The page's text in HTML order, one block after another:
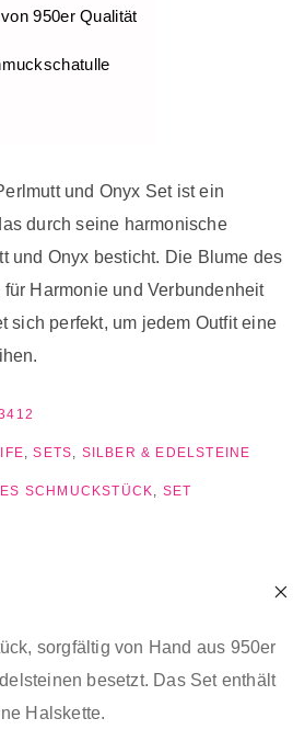
950er Qualität
und Onyx Set ist ein
durch seine harmonische
und Onyx besticht. Die Blume des
Harmonie und Verbundenheit
sich perfekt, um jedem Outfit eine
,SETS, SILBER & EDELSTEINE
SCHMUCKSTÜCK, SET
sorgfältig von Hand aus 950er
besetzt. Das Set enthält
Halskette.